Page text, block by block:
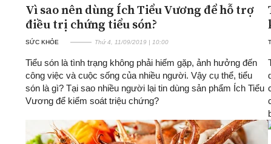
Vì sao nên dùng Ích Tiểu Vương để hỗ trợ
điều trị chứng tiểu són?
SỨC KHỎE Thứ 4, 11/09/2019 | 10:00
Tiểu són là tình trạng không phải hiếm gặp, ảnh hưởng đến
công việc và cuộc sống của nhiều người. Vậy cụ thể, tiểu
són là gì? Tại sao nhiều người lại tin dùng sản phẩm Ích Tiểu
Vương để kiểm soát triệu chứng?